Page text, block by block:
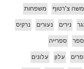
משה צ'רטוף משפחות
נירים נעורים נרקיס
ספר ספרייה
עלון עלונים